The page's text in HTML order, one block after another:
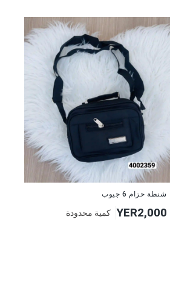
شنطة حزام 6 جيوب
YER2,000 كمية محدودة